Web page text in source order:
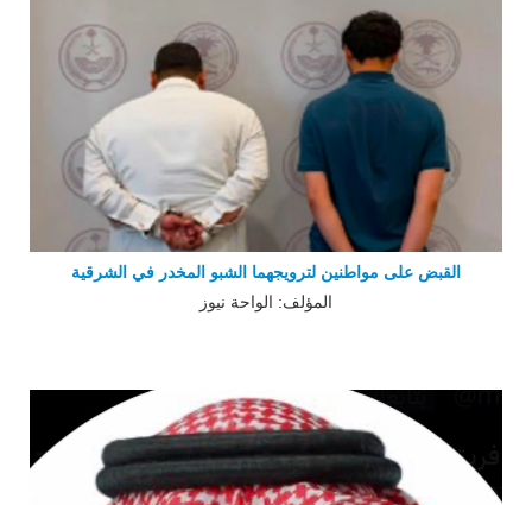
القبض على مواطنين لترويجهما الشبو المخدر في الشرقية
المؤلف: الواحة نيوز